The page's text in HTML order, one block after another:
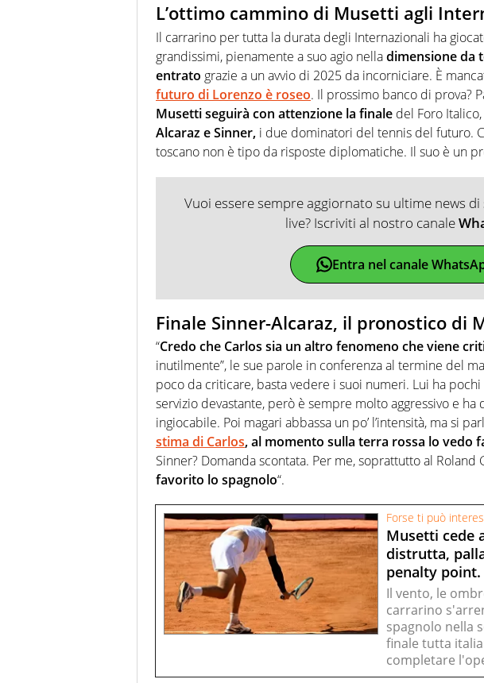
L’ottimo cammino di Musetti agli
Il carrarino per tutta la durata degli Internazionali ha
grandissimi, pienamente a suo agio nelladimensione da
entrato grazie a un avvio di 2025 da incorniciare. È
futuro di Lorenzo è roseo. Il prossimo banco di prova?
Musetti seguirà con attenzione la finale del Foro
Alcaraz e Sinner, i due dominatori del tennis del futuro.
toscano non è tipo da risposte diplomatiche. Il suo è un
Vuoi essere sempre aggiornato su ultime news
live? Iscriviti al nostro canale
Entra nel canale
Finale Sinner-Alcaraz, il pronostico di
“Credo che Carlos sia un altro fenomeno che viene
inutilmente”, le sue parole in conferenza al termine del
poco da criticare, basta vedere i suoi numeri. Lui ha
servizio devastante, però è sempre molto aggressivo e
ingiocabile. Poi magari abbassa un po’ l’intensità, ma si
stima di Carlos, al momento sulla terra rossa lo vedo
Sinner? Domanda scontata. Per me, soprattutto al Roland
favorito lo spagnolo“.
Forse ti può
Musetti cede
distrutta,
penalty point.
Il vento, le
carrarino
spagnolo nella
finale tutta
completare